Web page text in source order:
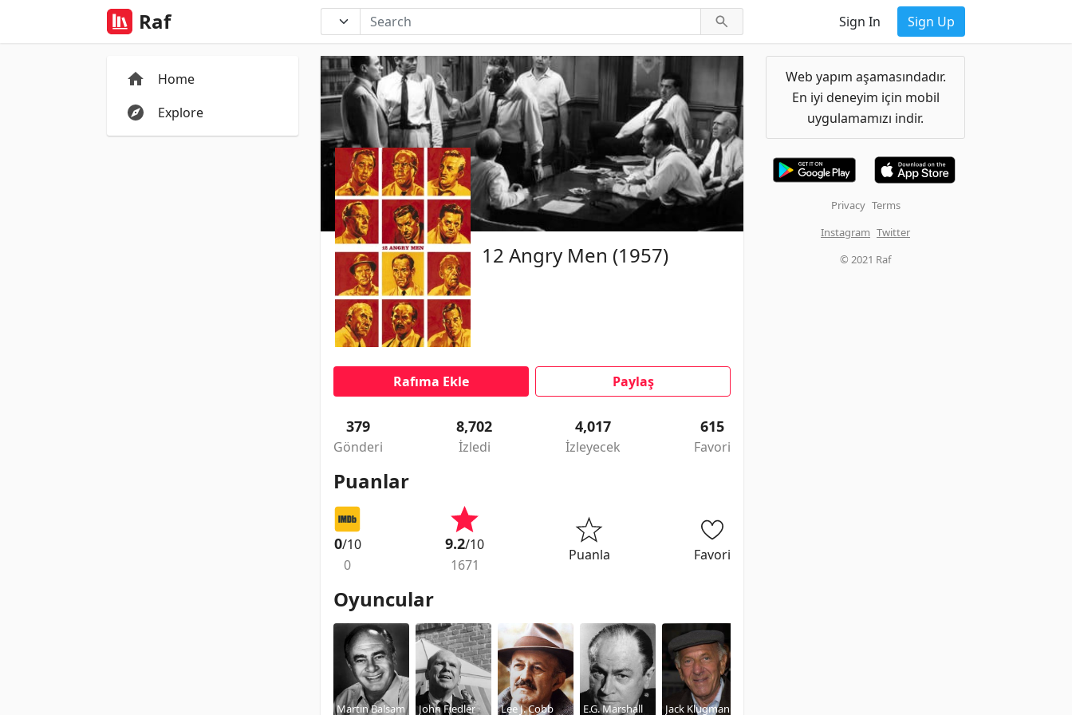
Raf Sign In Sign Up
Home
Explore
12 Angry Men (1957)
Rafıma Ekle Paylaş
379
Gönderi
8,702
İzledi
4,017
İzleyecek
615
Favori
Puanlar
0/10
0
9.2/10
1671
Puanla Favori
Oyuncular
Martin Balsam John Fiedler Lee J. Cobb E.G. Marshall Jack Klugman
Web yapım aşamasındadır.
En iyi deneyim için mobil
uygulamamızı indir.
Privacy Terms
Instagram Twitter
© 2021 Raf